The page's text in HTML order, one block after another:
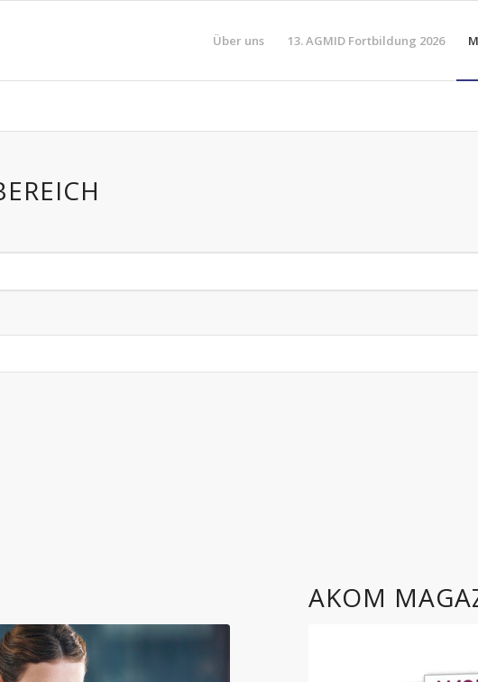
Über uns 13. AGMID Fortbildung 2026
AKOM